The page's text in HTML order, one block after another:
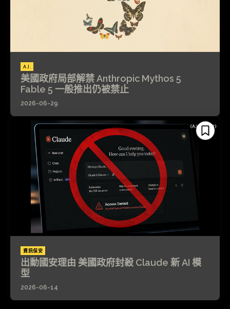
A.I.
美國政府局部解禁 Anthropic Mythos 5
Fable 5 一般推出仍被禁止
2026-06-29
資訊保安
出動國安理由 美國政府封殺 Claude 新 AI 模
型
2026-06-14